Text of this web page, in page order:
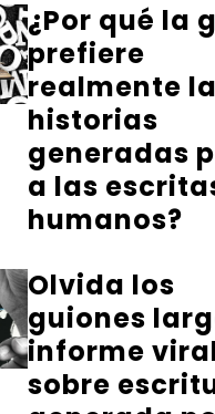
¿Por qué la
prefiere
realmente
historias
generadas
a las
humanos?
Olvida los
guiones
informe
sobre